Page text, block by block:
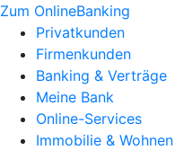
Zum OnlineBanking
Privatkunden
Firmenkunden
Banking & Verträge
Meine Bank
Online-Services
Immobilie & Wohnen